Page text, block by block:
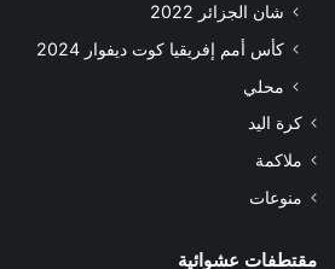
شان الجزائر 2022
كأس أمم إفريقيا كوت ديفوار 2024
محلي
كرة اليد
ملاكمة
منوعات
مقتطفات عشوائية